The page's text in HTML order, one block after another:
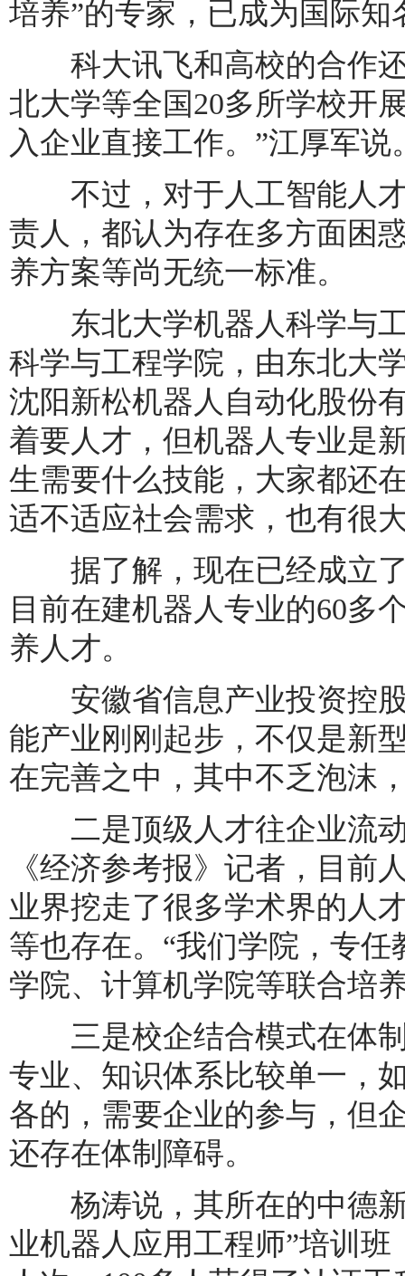
培养”的专家，已成为国际
科大讯飞和高校的合作还
北大学等全国20多所学校开
入企业直接工作。”江厚军说
不过，对于人工智能人才
责人，都认为存在多方面困
养方案等尚无统一标准。
东北大学机器人科学与工
科学与工程学院，由东北大
沈阳新松机器人自动化股份
着要人才，但机器人专业是
生需要什么技能，大家都还
适不适应社会需求，也有很
据了解，现在已经成立了
目前在建机器人专业的60多
养人才。
安徽省信息产业投资控股
能产业刚刚起步，不仅是新
在完善之中，其中不乏泡沫
二是顶级人才往企业流动
《经济参考报》记者，目前
业界挖走了很多学术界的人
等也存在。“我们学院，专
学院、计算机学院等联合培
三是校企结合模式在体制
专业、知识体系比较单一，
各的，需要企业的参与，但
还存在体制障碍。
杨涛说，其所在的中德新
业机器人应用工程师”培训